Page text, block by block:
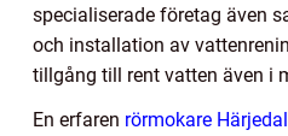
specialiserade företag även
och installation av
tillgång till rent vatten även i
En erfaren rörmokare